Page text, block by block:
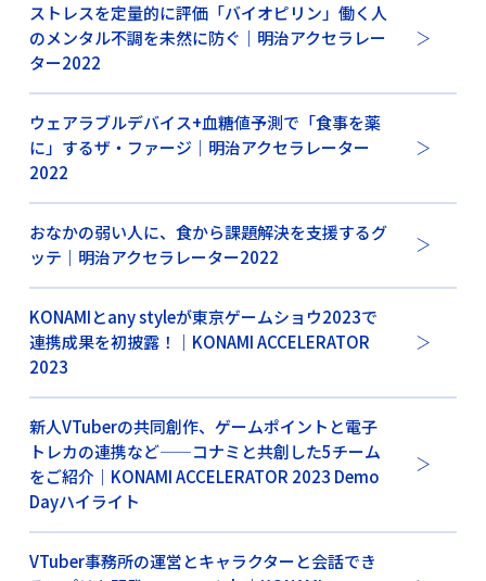
ストレスを定量的に評価「バイオピリン」働く人
のメンタル不調を未然に防ぐ｜明治アクセラレー
ター2022
ウェアラブルデバイス+血糖値予測で「食事を薬
に」するザ・ファージ｜明治アクセラレーター
2022
おなかの弱い人に、食から課題解決を支援するグ
ッテ｜明治アクセラレーター2022
KONAMIとany styleが東京ゲームショウ2023で
連携成果を初披露！｜KONAMI ACCELERATOR
2023
新人VTuberの共同創作、ゲームポイントと電子
トレカの連携など——コナミと共創した5チーム
をご紹介｜KONAMI ACCELERATOR 2023 Demo
Dayハイライト
VTuber事務所の運営とキャラクターと会話でき